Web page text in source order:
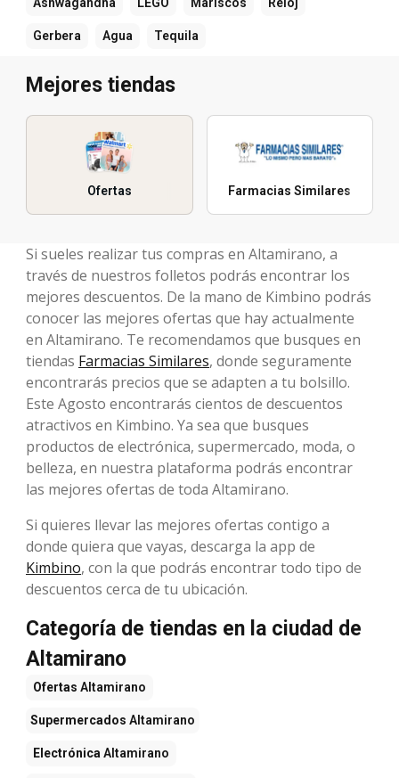
Gerbera Agua Tequila
Mejores tiendas
Ofertas Farmacias Similares
Si sueles realizar tus compras en Altamirano, a
través de nuestros folletos podrás encontrar los
mejores descuentos. De la mano de Kimbino podrás
conocer las mejores ofertas que hay actualmente
en Altamirano. Te recomendamos que busques en
tiendas Farmacias Similares, donde seguramente
encontrarás precios que se adapten a tu bolsillo.
Este Agosto encontrarás cientos de descuentos
atractivos en Kimbino. Ya sea que busques
productos de electrónica, supermercado, moda, o
belleza, en nuestra plataforma podrás encontrar
las mejores ofertas de toda Altamirano.
Si quieres llevar las mejores ofertas contigo a
donde quiera que vayas, descarga la app de
Kimbino, con la que podrás encontrar todo tipo de
descuentos cerca de tu ubicación.
Categoría de tiendas en la ciudad de
Altamirano
Ofertas Altamirano
Supermercados Altamirano
Electrónica Altamirano